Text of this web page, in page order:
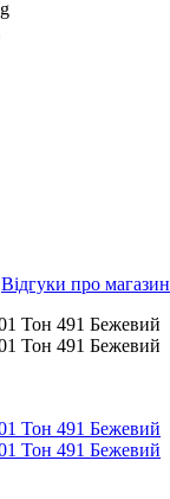
Відгуки про магазин